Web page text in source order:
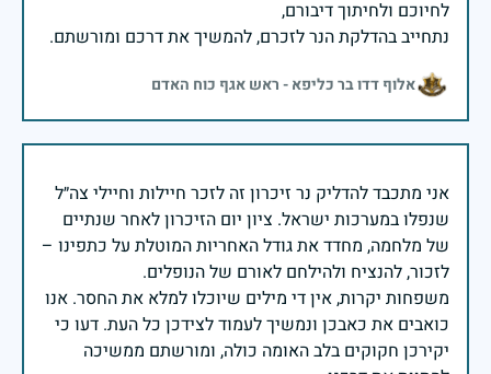
נתחייב בהדלקת הנר לזכרם, להמשיך את דרכם ומורשתם.
אלוף דדו בר כליפא - ראש אגף כוח האדם
אני מתכבד להדליק נר זיכרון זה לזכר חיילות וחיילי צה״ל
שנפלו במערכות ישראל. ציון יום הזיכרון לאחר שנתיים
של מלחמה, מחדד את גודל האחריות המוטלת על כתפינו –
משפחות יקרות, אין די מילים שיוכלו למלא את החסר. אנו
כואבים את כאבכן ונמשיך לעמוד לצידכן כל העת. דעו כי
יקירכן חקוקים בלב האומה כולה, ומורשתם ממשיכה